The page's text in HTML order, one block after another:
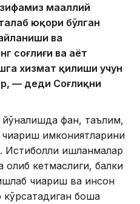
маҳаллий
юқори бўлган
ва
соғлиғи ва ҳаёт
хизмат қилиши учун
— деди Соғлиқни
йўналишда фан, таълим,
чиқариш имкониятларини
ишланмалар
кетмаслиги, балки
чиқариш ва инсон
бошқа